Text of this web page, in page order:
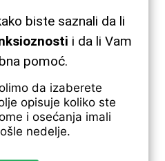
biste saznali da li
i da li Vam
pomoć.
da izaberete
opisuje koliko ste
i osećanja imali
nedelje.